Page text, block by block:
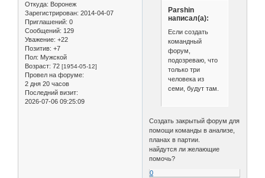
Откуда: Воронеж
Зарегистрирован: 2014-04-07
Приглашений: 0
Сообщений: 129
Уважение: +22
Позитив: +7
Пол: Мужской
Возраст: 72 [1954-05-12]
Провел на форуме:
2 дня 20 часов
Последний визит:
2026-07-06 09:25:09
Parshin
написал(а):
Если создать
командный
форум,
подозреваю, что
только три
человека из
семи, будут там.
Создать закрытый форум для
помощи команды в анализе,
планах в партии.
найдутся ли желающие
помочь?
0